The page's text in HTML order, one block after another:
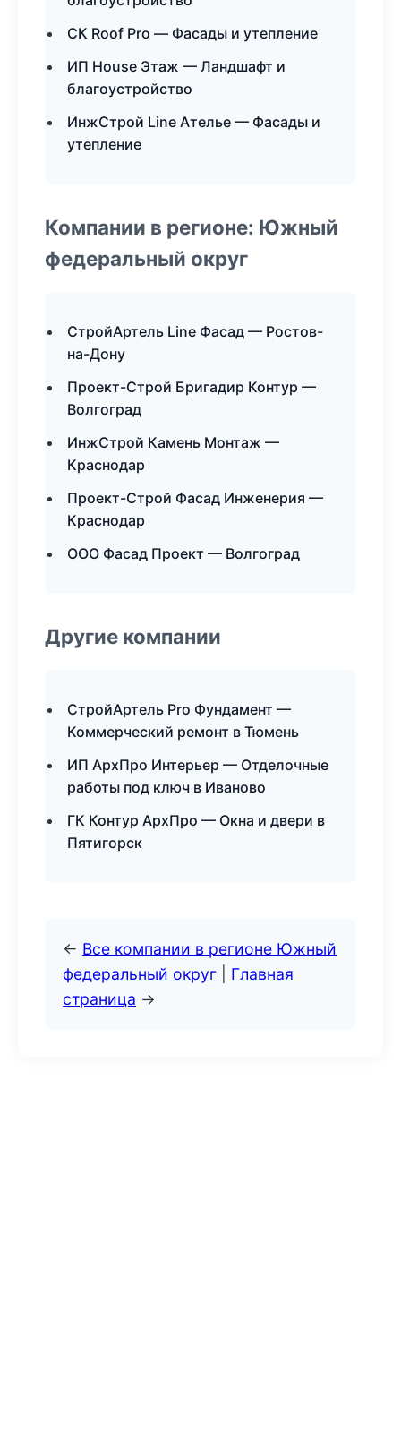
СК Roof Pro — Фасады и утепление
ИП House Этаж — Ландшафт и
благоустройство
ИнжСтрой Line Ателье — Фасады и
утепление
Компании в регионе: Южный
федеральный округ
СтройАртель Line Фасад — Ростов-
на-Дону
Проект-Строй Бригадир Контур —
Волгоград
ИнжСтрой Камень Монтаж —
Краснодар
Проект-Строй Фасад Инженерия —
Краснодар
ООО Фасад Проект — Волгоград
Другие компании
СтройАртель Pro Фундамент —
Коммерческий ремонт в Тюмень
ИП АрхПро Интерьер — Отделочные
работы под ключ в Иваново
ГК Контур АрхПро — Окна и двери в
Пятигорск
← Все компании в регионе Южный
федеральный округ
Главная
страница →